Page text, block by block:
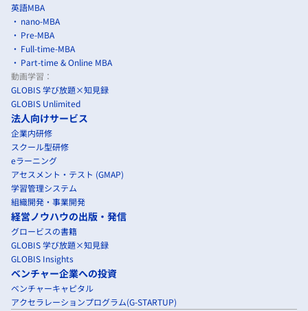
英語MBA
nano-MBA
Pre-MBA
Full-time-MBA
Part-time & Online MBA
動画学習：
GLOBIS 学び放題×知見録
GLOBIS Unlimited
法人向けサービス
企業内研修
スクール型研修
eラーニング
アセスメント・テスト (GMAP)
学習管理システム
組織開発・事業開発
経営ノウハウの出版・発信
グロービスの書籍
GLOBIS 学び放題×知見録
GLOBIS Insights
ベンチャー企業への投資
ベンチャーキャピタル
アクセラレーションプログラム(G-STARTUP)